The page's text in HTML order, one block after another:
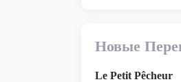
Новые
Le Petit Pêcheur